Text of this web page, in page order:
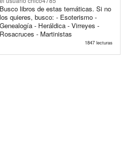
Busco libros de estas temáticas. Si no
los quieres, busco: - Esoterismo -
Genealogía - Heráldica - Virreyes -
Rosacruces - Martinistas
1847 lecturas